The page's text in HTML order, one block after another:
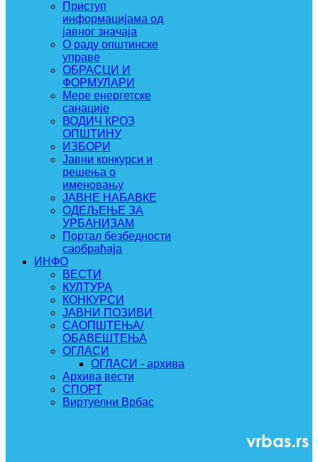
Приступ
информацијама од
јавног значаја
О раду општинске
управе
ОБРАСЦИ И
ФОРМУЛАРИ
Мере енергетске
санације
ВОДИЧ КРОЗ
ОПШТИНУ
ИЗБОРИ
Јавни конкурси и
решења о
именовању
ЈАВНЕ НАБАВКЕ
ОДЕЉЕЊЕ ЗА
УРБАНИЗАМ
Портал безбедности
саобраћаја
ИНФО
ВЕСТИ
КУЛТУРА
КОНКУРСИ
ЈАВНИ ПОЗИВИ
САОПШТЕЊА/
ОБАВЕШТЕЊА
ОГЛАСИ
ОГЛАСИ - архива
Архива вести
СПОРТ
Виртуелни Врбас